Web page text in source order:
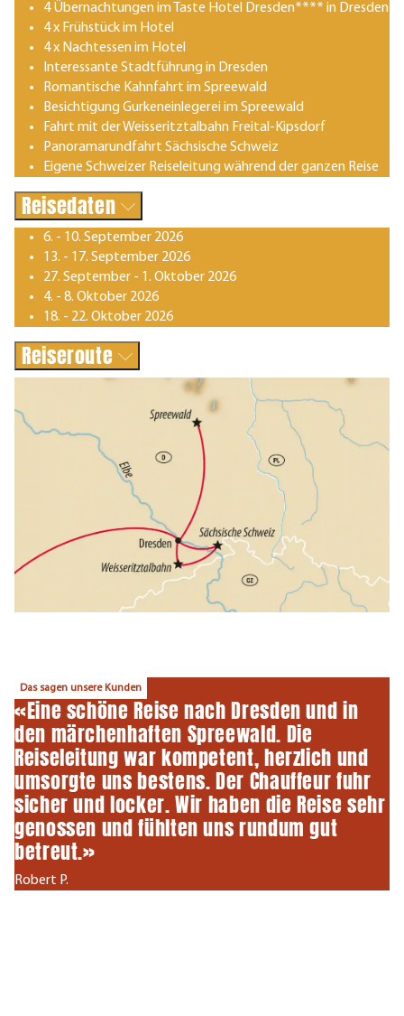
4 Übernachtungen im Taste Hotel Dresden**** in Dresden
4 x Frühstück im Hotel
4 x Nachtessen im Hotel
Interessante Stadtführung in Dresden
Romantische Kahnfahrt im Spreewald
Besichtigung Gurkeneinlegerei im Spreewald
Fahrt mit der Weisseritztalbahn Freital-Kipsdorf
Panoramarundfahrt Sächsische Schweiz
Eigene Schweizer Reiseleitung während der ganzen Reise
Reisedaten
6. - 10. September 2026
13. - 17. September 2026
27. September - 1. Oktober 2026
4. - 8. Oktober 2026
18. - 22. Oktober 2026
Reiseroute
Das sagen unsere Kunden
«Eine schöne Reise nach Dresden und in
den märchenhaften Spreewald. Die
Reiseleitung war kompetent, herzlich und
umsorgte uns bestens. Der Chauffeur fuhr
sicher und locker. Wir haben die Reise sehr
genossen und fühlten uns rundum gut
betreut.»
Robert P.